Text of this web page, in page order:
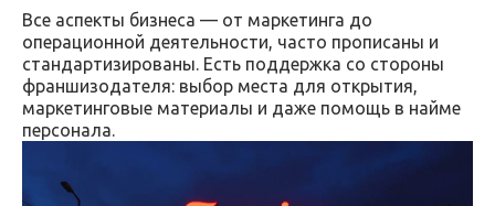
Все аспекты бизнеса — от маркетинга до
операционной деятельности, часто прописаны и
стандартизированы. Есть поддержка со стороны
франшизодателя: выбор места для открытия,
маркетинговые материалы и даже помощь в найме
персонала.